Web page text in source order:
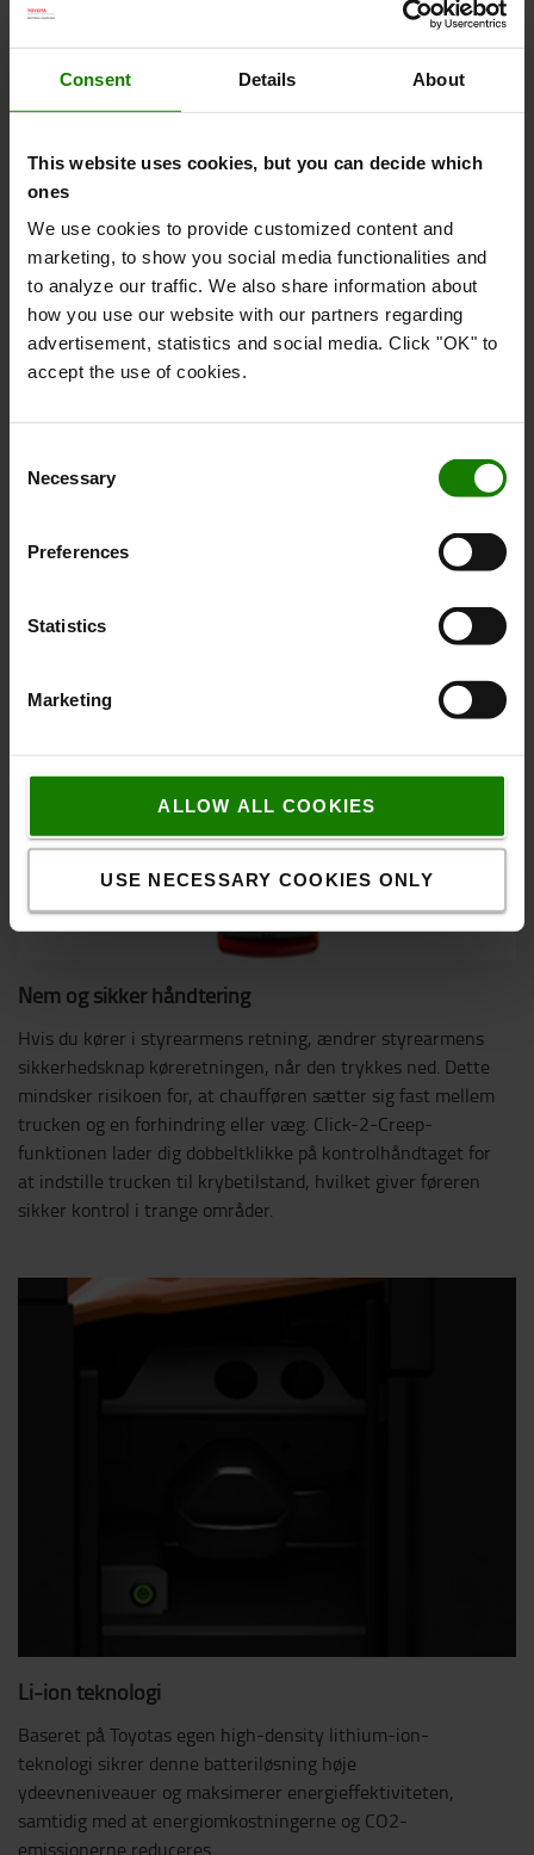
Consent Details About
This website uses cookies, but you can decide which
ones
We use cookies to provide customized content and
marketing, to show you social media functionalities and
to analyze our traffic. We also share information about
how you use our website with our partners regarding
advertisement, statistics and social media. Click "OK" to
accept the use of cookies.
Selection
Necessary
Preferences
Statistics
Marketing
ALLOW ALL COOKIES
USE NECESSARY COOKIES ONLY
Frit udsyn over mast og fantastisk udsyn fra førerens
Nem og sikker håndtering
Hvis du kører i styrearmens retning, ændrer styrearmens
sikkerhedsknap køreretningen, når den trykkes ned. Dette
mindsker risikoen for, at chaufføren sætter sig fast mellem
trucken og en forhindring eller væg. Click-2-Creep-
funktionen lader dig dobbeltklikke på kontrolhåndtaget for
at indstille trucken til krybetilstand, hvilket giver føreren
sikker kontrol i trange områder.
Li-ion teknologi
Baseret på Toyotas egen high-density lithium-ion-
teknologi sikrer denne batteriløsning høje
ydeevneniveauer og maksimerer energieffektiviteten,
samtidig med at energiomkostningerne og CO2-
emissionerne reduceres.